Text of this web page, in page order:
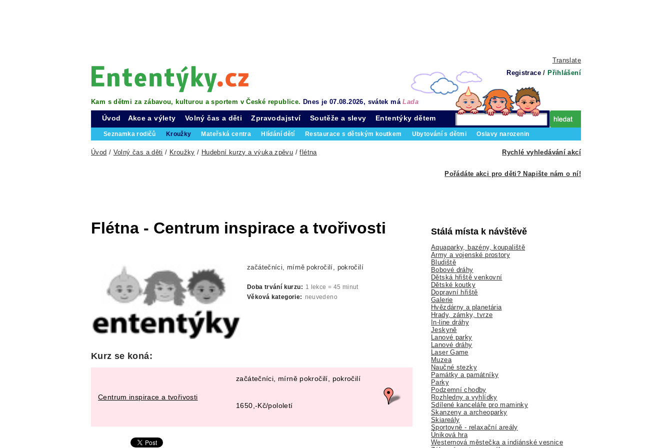
Translate
Registrace / Přihlášení
Kam s dětmi za zábavou, kulturou a sportem v České republice. Dnes je 07.08.2026, svátek máLada
Úvod Akce a výlety Volný čas a děti
Seznamka rodičů Kroužky Mateřská centra Hlídání dětí Restaurace s dětským koutkem Ubytování s dětmi Oslavy narozenin
Zpravodajství Soutěže a slevy Ententýky dětem
Rychlé vyhledávání akcí
Úvod / Volný čas a děti / Kroužky / Hudební kurzy a výuka zpěvu /flétna
Pořádáte akci pro děti? Napište nám o ní!
Flétna - Centrum inspirace a tvořivosti
začátečníci, mírně pokročilí, pokročilí
Doba trvání kurzu: 1 lekce = 45 minut
Věková kategorie: neuvedeno
Kurz se koná:
Centrum inspirace a tvořivosti
začátečníci, mírně pokročilí, pokročilí
1650,-Kč/pololetí
Stálá místa k návštěvě
Aquaparky, bazény, koupaliště
Army a vojenské prostory
Bludiště
Bobové dráhy
Dětská hřiště venkovní
Dětské koutky
Dopravní hřiště
Galerie
Hvězdárny a planetária
Hrady, zámky, tvrze
In-line dráhy
Jeskyně
Lanové parky
Lanové dráhy
Laser Game
Muzea
Naučné stezky
Památky a památníky
Parky
Podzemní chodby
Rozhledny a vyhlídky
Sdílené kanceláře pro maminky
Skanzeny a archeoparky
Skiareály
Sportovně - relaxační areály
Úniková hra
Westernová městečka a indiánské vesnice